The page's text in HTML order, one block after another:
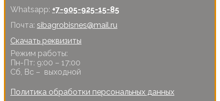
Whatsapp: +7-905-925-15-85
Почта: sibagrobisnes@mail.ru
Скачать реквизиты
Режим работы:
Пн-Пт: 9:00 – 17:00
Сб, Вс – выходной
Политика обработки персональных данных